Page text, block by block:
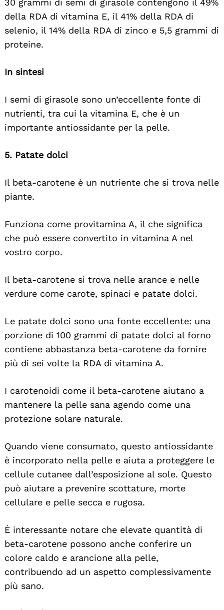
30 grammi di semi di girasole contengono il 49%
della RDA di vitamina E, il 41% della RDA di
selenio, il 14% della RDA di zinco e 5,5 grammi di
proteine.
In sintesi
I semi di girasole sono un’eccellente fonte di
nutrienti, tra cui la vitamina E, che è un
importante antiossidante per la pelle.
5. Patate dolci
Il beta-carotene è un nutriente che si trova nelle
piante.
Funziona come provitamina A, il che significa
che può essere convertito in vitamina A nel
vostro corpo.
Il beta-carotene si trova nelle arance e nelle
verdure come carote, spinaci e patate dolci.
Le patate dolci sono una fonte eccellente: una
porzione di 100 grammi di patate dolci al forno
contiene abbastanza beta-carotene da fornire
più di sei volte la RDA di vitamina A.
I carotenoidi come il beta-carotene aiutano a
mantenere la pelle sana agendo come una
protezione solare naturale.
Quando viene consumato, questo antiossidante
è incorporato nella pelle e aiuta a proteggere le
cellule cutanee dall’esposizione al sole. Questo
può aiutare a prevenire scottature, morte
cellulare e pelle secca e rugosa.
È interessante notare che elevate quantità di
beta-carotene possono anche conferire un
colore caldo e arancione alla pelle,
contribuendo ad un aspetto complessivamente
più sano.
For: